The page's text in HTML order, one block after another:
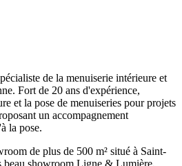
de la menuiserie intérieure et
Fort de 20 ans d'expérience,
et la pose de menuiseries pour projets
un accompagnement
la pose.
de plus de 500 m² situé à Saint-
beau showroom Ligne & Lumière,